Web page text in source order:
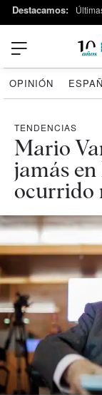
Destacamos:
OPINIÓN
TENDENCIAS
Mario
jamás
ocurrido